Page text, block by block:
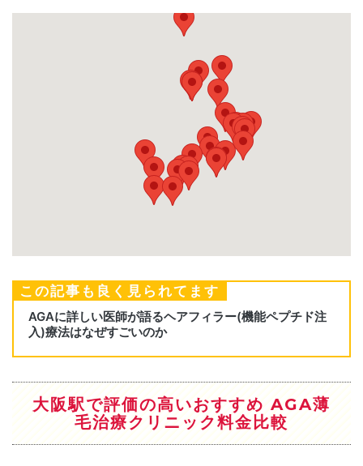
この記事も良く見られてます
大阪駅で評価の高いおすすめ AGA薄
毛治療クリニック料金比較